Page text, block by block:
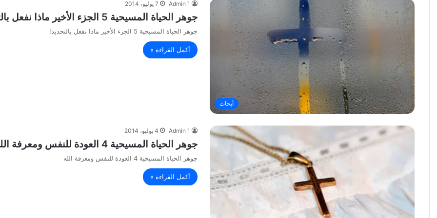
أبحاث
Admin 1 7 يوليو، 2014
جوهر الحياة المسيحية 5 الجزء الأخير ماذا نفعل بالتحديد!
جوهر الحياة المسيحية 5 الجزء الأخير ماذا نفعل بالتحديد!
أكمل القراءة »
Admin 1 4 يوليو، 2014
جوهر الحياة المسيحية 4 العودة للنفس ومعرفة الله
جوهر الحياة المسيحية 4 العودة للنفس ومعرفة الله
أكمل القراءة »